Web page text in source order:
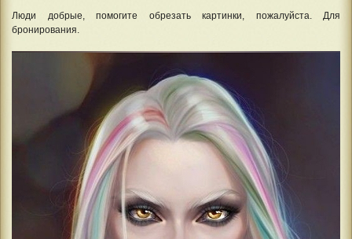
Люди добрые, помогите обрезать картинки, пожалуйста. Для
бронирования.